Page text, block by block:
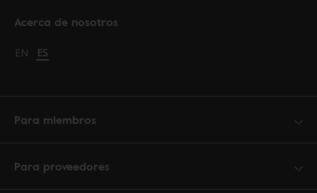
Acerca de nosotros
Change language to English
EN Cambiar idioma a español
ES
Para miembros
Para proveedores